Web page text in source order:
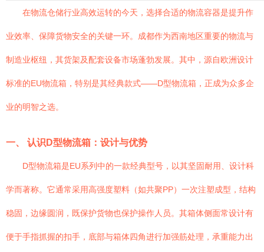
在物流仓储行业高效运转的今天，选择合适的物流容器是提升作
业效率、保障货物安全的关键一环。成都作为西南地区重要的物流与
制造业枢纽，其货架及配套设备市场蓬勃发展。其中，源自欧洲设计
标准的EU物流箱，特别是其经典款式——D型物流箱，正成为众多企
业的明智之选。
一、 认识D型物流箱：设计与优势
D型物流箱是EU系列中的一款经典型号，以其坚固耐用、设计科
学而著称。它通常采用高强度塑料（如共聚PP）一次注塑成型，结构
稳固，边缘圆润，既保护货物也保护操作人员。其箱体侧面常设计有
便于手指抓握的扣手，底部与箱体四角进行加强筋处理，承重能力出